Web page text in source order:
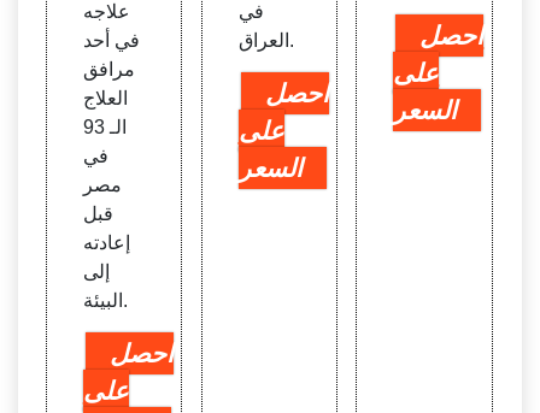
علاجه
في أحد
مرافق
العلاج
الـ 93
في
مصر
قبل
إعادته
إلى
البيئة.
احصل
على
في
العراق.
احصل
على
السعر
احصل
على
السعر